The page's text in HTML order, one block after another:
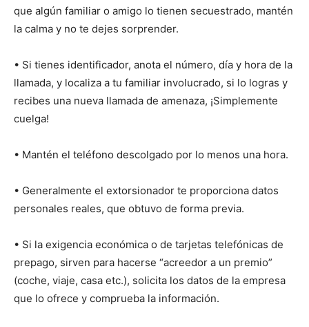
que algún familiar o amigo lo tienen secuestrado, mantén
la calma y no te dejes sorprender.
• Si tienes identificador, anota el número, día y hora de la
llamada, y localiza a tu familiar involucrado, si lo logras y
recibes una nueva llamada de amenaza, ¡Simplemente
cuelga!
• Mantén el teléfono descolgado por lo menos una hora.
• Generalmente el extorsionador te proporciona datos
personales reales, que obtuvo de forma previa.
• Si la exigencia económica o de tarjetas telefónicas de
prepago, sirven para hacerse “acreedor a un premio”
(coche, viaje, casa etc.), solicita los datos de la empresa
que lo ofrece y comprueba la información.